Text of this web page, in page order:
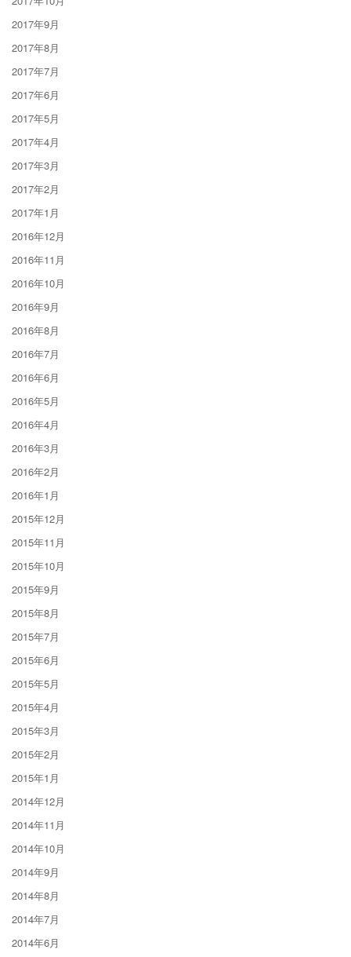
2017年9月
2017年8月
2017年7月
2017年6月
2017年5月
2017年4月
2017年3月
2017年2月
2017年1月
2016年12月
2016年11月
2016年10月
2016年9月
2016年8月
2016年7月
2016年6月
2016年5月
2016年4月
2016年3月
2016年2月
2016年1月
2015年12月
2015年11月
2015年10月
2015年9月
2015年8月
2015年7月
2015年6月
2015年5月
2015年4月
2015年3月
2015年2月
2015年1月
2014年12月
2014年11月
2014年10月
2014年9月
2014年8月
2014年7月
2014年6月